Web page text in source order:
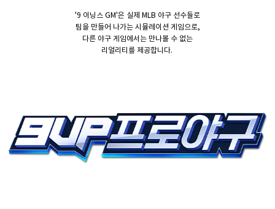
'9 이닝스 GM'은 실제 MLB 야구 선수들로
팀을 만들어 나가는 시뮬레이션 게임으로,
다른 야구 게임에서는 만나볼 수 없는
리얼리티를 제공합니다.